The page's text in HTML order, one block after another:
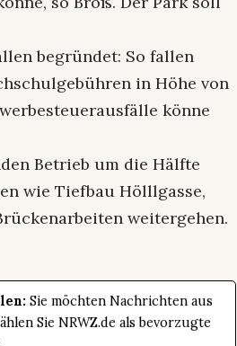
begründet: So fallen
in Höhe von
könne
Betrieb um die Hälfte
wie Tiefbau Hölllgasse,
weitergehen.
Sie möchten Nachrichten aus
Sie NRWZ.de als bevorzugte